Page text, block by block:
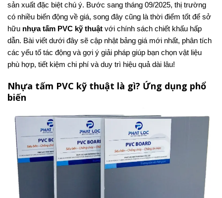
sản xuất đặc biệt chú ý. Bước sang tháng 09/2025, thị trường
có nhiều biến động về giá, song đây cũng là thời điểm tốt để sở
hữu nhựa tấm PVC kỹ thuật với chính sách chiết khấu hấp
dẫn. Bài viết dưới đây sẽ cập nhật bảng giá mới nhất, phân tích
các yếu tố tác động và gợi ý giải pháp giúp bạn chọn vật liệu
phù hợp, tiết kiệm chi phí và duy trì hiệu quả dài lâu!
Nhựa tấm PVC kỹ thuật là gì? Ứng dụng phổ
biến